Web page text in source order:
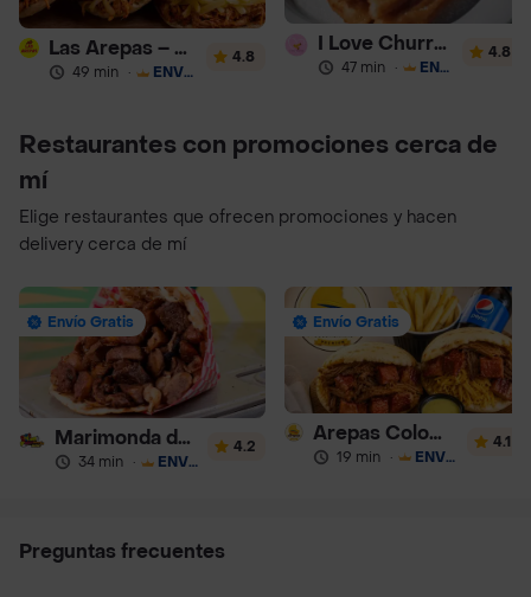
Las Arepas – Arepas Rellenas
49 min · ENVÍO GRATIS
4.8
I Love Churros 95
47 min · ENVÍO GRATIS
4.8
Restaurantes con promociones cerca de
mí
Elige restaurantes que ofrecen promociones y hacen
delivery cerca de mí
Envío Gratis
Marimonda del Mono
34 min · ENVÍO GRATIS
4.2
Envío Gratis
Arepas Colombianas Premium
19 min · ENVÍO GRATIS
4.1
Preguntas frecuentes